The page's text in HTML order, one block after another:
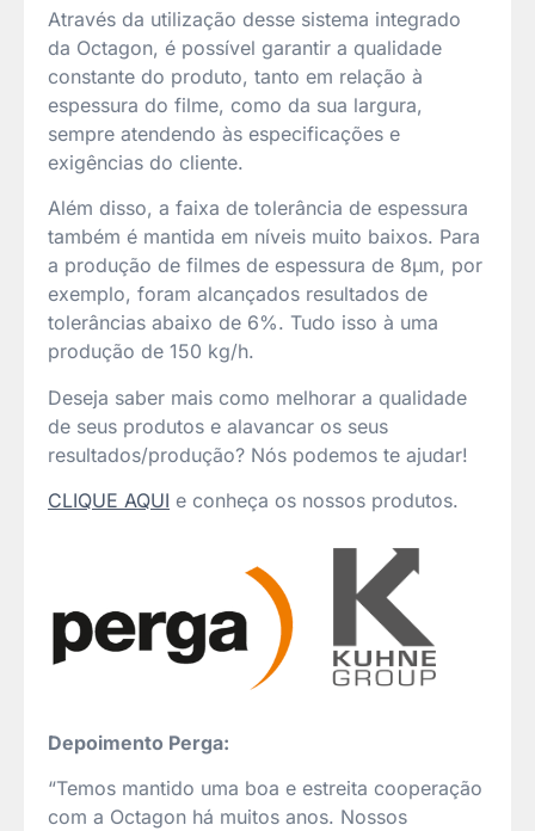
Através da utilização desse sistema integrado
da Octagon, é possível garantir a qualidade
constante do produto, tanto em relação à
espessura do filme, como da sua largura,
sempre atendendo às especificações e
exigências do cliente.
Além disso, a faixa de tolerância de espessura
também é mantida em níveis muito baixos. Para
a produção de filmes de espessura de 8μm, por
exemplo, foram alcançados resultados de
tolerâncias abaixo de 6%. Tudo isso à uma
produção de 150 kg/h.
Deseja saber mais como melhorar a qualidade
de seus produtos e alavancar os seus
resultados/produção? Nós podemos te ajudar!
CLIQUE AQUI e conheça os nossos produtos.
Depoimento Perga:
“Temos mantido uma boa e estreita cooperação
com a Octagon há muitos anos. Nossos